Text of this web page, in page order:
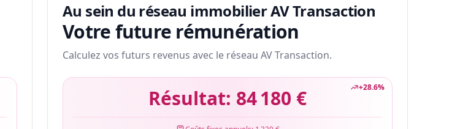
Au sein du réseau immobilier AV Transaction
Votre future rémunération
Calculez vos futurs revenus avec le réseau AV Transaction.
+28.6%
Résultat: 84 180 €